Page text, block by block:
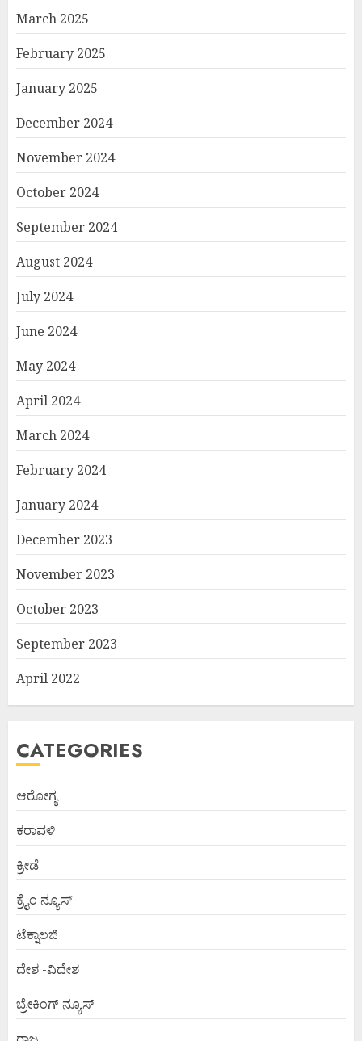
March 2025
February 2025
January 2025
December 2024
November 2024
October 2024
September 2024
August 2024
July 2024
June 2024
May 2024
April 2024
March 2024
February 2024
January 2024
December 2023
November 2023
October 2023
September 2023
April 2022
CATEGORIES
ಆರೋಗ್ಯ
ಕರಾವಳಿ
ಕ್ರೀಡೆ
ಕ್ರೈಂ ನ್ಯೂಸ್
ಟೆಕ್ನಾಲಜಿ
ದೇಶ -ವಿದೇಶ
ಬ್ರೇಕಿಂಗ್ ನ್ಯೂಸ್